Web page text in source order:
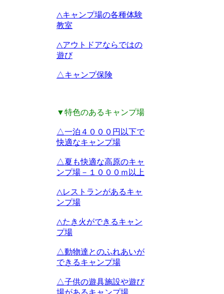
△キャンプ場の各種体験
教室
△アウトドアならではの
遊び
△キャンプ保険
▼特色のあるキャンプ場
△一泊４０００円以下で
快適なキャンプ場
△夏も快適な高原のキャ
ンプ場－１０００ｍ以上
△レストランがあるキャ
ンプ場
△たき火ができるキャン
プ場
△動物達とのふれあいが
できるキャンプ場
△子供の遊具施設や遊び
場があるキャンプ場